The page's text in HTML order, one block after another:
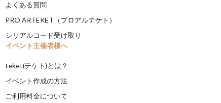
よくある質問
PRO ARTEKET（プロアルテケト）
シリアルコード受け取り
イベント主催者様へ
teket(テケト)とは？
イベント作成の方法
ご利用料金について